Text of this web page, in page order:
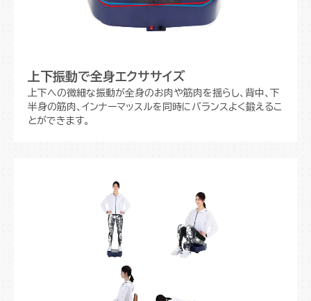
上下振動で全身エクササイズ
上下への微細な振動が全身のお肉や筋肉を揺らし、背中、下
半身の筋肉、インナーマッスルを同時にバランスよく鍛えるこ
とができます。